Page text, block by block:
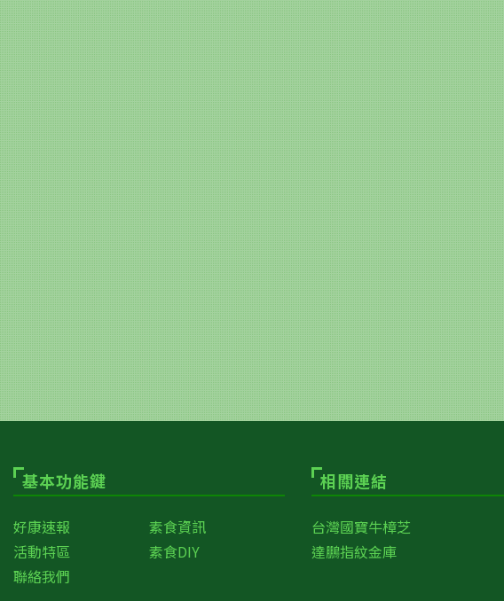
基本功能鍵
好康速報
素食資訊
活動特區
素食DIY
聯絡我們
相關連結
台灣國寶牛樟芝
達鵬指紋金庫